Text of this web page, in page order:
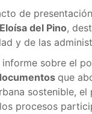
de
Eloísa del Pino,
y de las
sobre el
que
sostenible,
procesos